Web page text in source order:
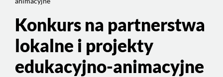
animacyjne
Konkurs na partnerstwa
lokalne i projekty
edukacyjno-animacyjne